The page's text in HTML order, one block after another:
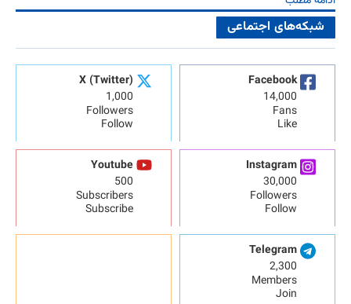
شبکه‌های اجتماعی
Facebook
14,000
Fans
Like
X (Twitter)
1,000
Followers
Follow
Instagram
30,000
Followers
Follow
Youtube
500
Subscribers
Subscribe
Telegram
2,300
Members
Join